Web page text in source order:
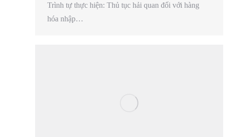
Trình tự thực hiện: Thủ tục hải quan đối với hàng
hóa nhập…